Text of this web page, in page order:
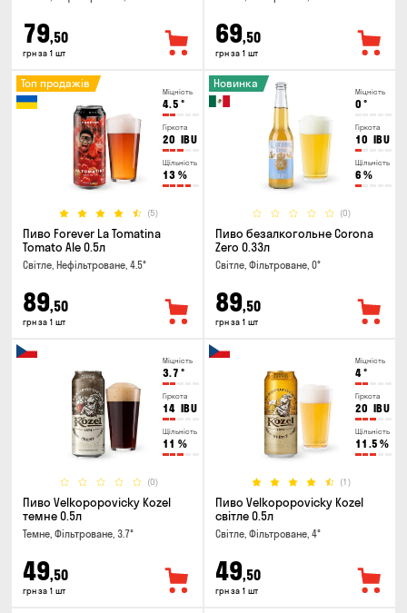
79,50
грн за 1 шт
69,50
грн за 1 шт
Міцність
4.5 °
Гіркота
20 IBU
Щільність
13 %
(5)
Топ продажів
Пиво Forever La Tomatina
Tomato Ale 0.5л
Світле, Нефільтроване, 4.5°
89,50
грн за 1 шт
Міцність
0 °
Гіркота
10 IBU
Щільність
6 %
(0)
Новинка
Пиво безалкогольне Corona
Zero 0.33л
Світле, Фільтроване, 0°
89,50
грн за 1 шт
Міцність
3.7 °
Гіркота
14 IBU
Щільність
11 %
(0)
Пиво Velkopopovicky Kozel
темне 0.5л
Темне, Фільтроване, 3.7°
49,50
грн за 1 шт
Міцність
4°
Гіркота
20 IBU
Щільність
11.5 %
(1)
Пиво Velkopopovicky Kozel
світле 0.5л
Світле, Фільтроване, 4°
49,50
грн за 1 шт